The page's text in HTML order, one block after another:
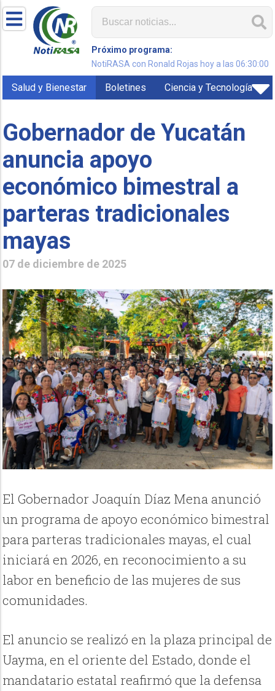
Próximo programa:
NotiRASA con Ronald Rojas hoy a las 06:30:00
Salud y Bienestar Boletines Ciencia y Tecnología
Gobernador de Yucatán
anuncia apoyo
económico bimestral a
parteras tradicionales
mayas
07 de diciembre de 2025
El Gobernador Joaquín Díaz Mena anunció
un programa de apoyo económico bimestral
para parteras tradicionales mayas, el cual
iniciará en 2026, en reconocimiento a su
labor en beneficio de las mujeres de sus
comunidades.
El anuncio se realizó en la plaza principal de
Uayma, en el oriente del Estado, donde el
mandatario estatal reafirmó que la defensa